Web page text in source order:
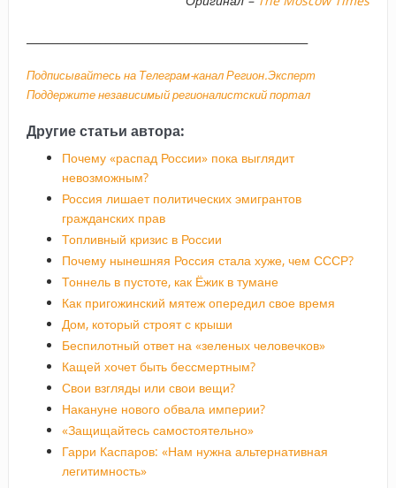
Подписывайтесь на Телеграм-канал Регион.Эксперт
Поддержите независимый регионалистский портал
Другие статьи автора:
Почему «распад России» пока выглядит
невозможным?
Россия лишает политических эмигрантов
гражданских прав
Топливный кризис в России
Почему нынешняя Россия стала хуже, чем СССР?
Тоннель в пустоте, как Ёжик в тумане
Как пригожинский мятеж опередил свое время
Дом, который строят с крыши
Беспилотный ответ на «зеленых человечков»
Кащей хочет быть бессмертным?
Свои взгляды или свои вещи?
Накануне нового обвала империи?
«Защищайтесь самостоятельно»
Гарри Каспаров: «Нам нужна альтернативная
легитимность»